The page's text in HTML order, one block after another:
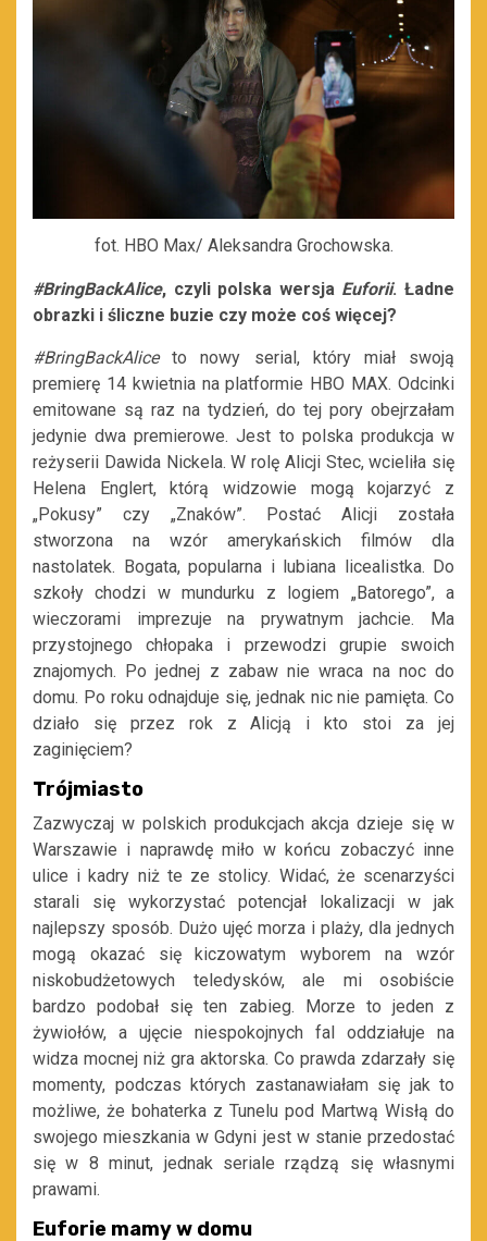
fot. HBO Max/ Aleksandra Grochowska.
#BringBackAlice, czyli polska wersja Euforii. Ładne
obrazki i śliczne buzie czy może coś więcej?
#BringBackAliceto nowy serial, który miał swoją
premierę 14 kwietnia na platformie HBO MAX. Odcinki
emitowane są raz na tydzień, do tej pory obejrzałam
jedynie dwa premierowe. Jest to polska produkcja w
reżyserii Dawida Nickela. W rolę Alicji Stec, wcieliła się
Helena Englert, którą widzowie mogą kojarzyć z
„Pokusy” czy „Znaków”. Postać Alicji została
stworzona na wzór amerykańskich filmów dla
nastolatek. Bogata, popularna i lubiana licealistka. Do
szkoły chodzi w mundurku z logiem „Batorego”, a
wieczorami imprezuje na prywatnym jachcie. Ma
przystojnego chłopaka i przewodzi grupie swoich
znajomych. Po jednej z zabaw nie wraca na noc do
domu. Po roku odnajduje się, jednak nic nie pamięta. Co
działo się przez rok z Alicją i kto stoi za jej
zaginięciem?
Trójmiasto
Zazwyczaj w polskich produkcjach akcja dzieje się w
Warszawie i naprawdę miło w końcu zobaczyć inne
ulice i kadry niż te ze stolicy. Widać, że scenarzyści
starali się wykorzystać potencjał lokalizacji w jak
najlepszy sposób. Dużo ujęć morza i plaży, dla jednych
mogą okazać się kiczowatym wyborem na wzór
niskobudżetowych teledysków, ale mi osobiście
bardzo podobał się ten zabieg. Morze to jeden z
żywiołów, a ujęcie niespokojnych fal oddziałuje na
widza mocnej niż gra aktorska. Co prawda zdarzały się
momenty, podczas których zastanawiałam się jak to
możliwe, że bohaterka z Tunelu pod Martwą Wisłą do
swojego mieszkania w Gdyni jest w stanie przedostać
się w 8 minut, jednak seriale rządzą się własnymi
prawami.
Euforie mamy w domu